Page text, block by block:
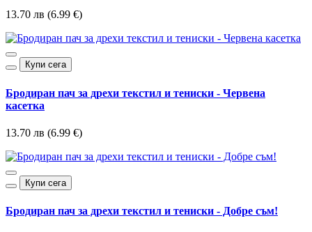
13.70 лв (6.99 €)
Купи сега
Бродиран пач за дрехи текстил и тениски - Червена
касетка
13.70 лв (6.99 €)
Купи сега
Бродиран пач за дрехи текстил и тениски - Добре съм!